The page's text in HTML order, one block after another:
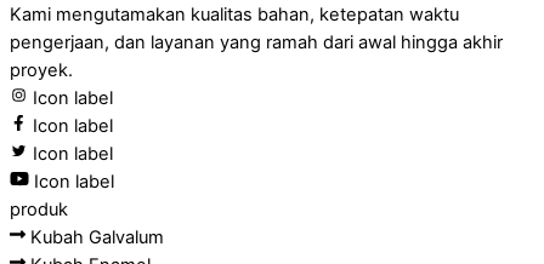
Kami mengutamakan kualitas bahan, ketepatan waktu
pengerjaan, dan layanan yang ramah dari awal hingga akhir
proyek.
Icon label
Icon label
Icon label
Icon label
produk
Kubah Galvalum